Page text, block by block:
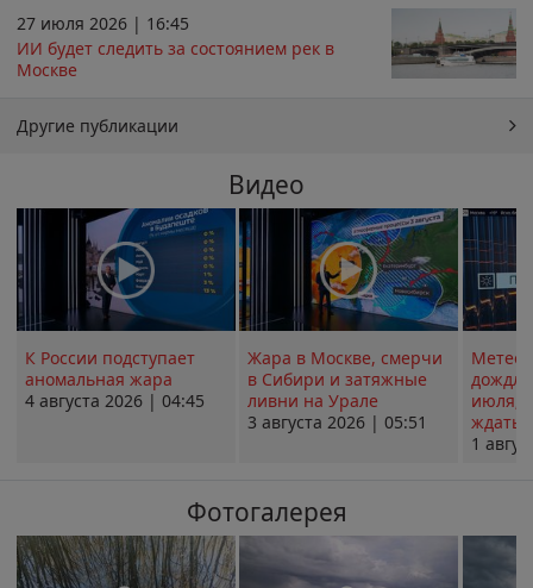
27 июля 2026 | 16:45
ИИ будет следить за состоянием рек в
Москве
Другие публикации
Видео
К России подступает
аномальная жара
4 августа 2026 | 04:45
Жара в Москве, смерчи
в Сибири и затяжные
ливни на Урале
3 августа 2026 | 05:51
июля;
ждать
1
Фотогалерея